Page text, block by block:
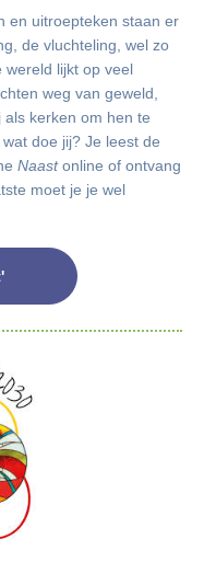
en uitroepteken staan er
de vluchteling, wel zo
wereld lijkt op veel
weg van geweld,
kerken om hen te
doe jij? Je leest de
Naastonline of ontvang
moet je je wel